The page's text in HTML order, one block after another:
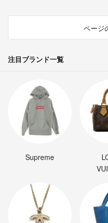
ページ
注目ブランド一覧
Supreme